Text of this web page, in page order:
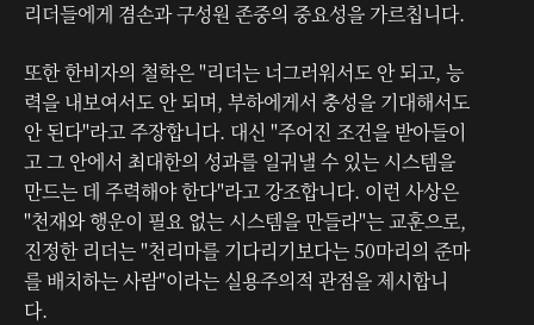
리더들에게 겸손과 구성원 존중의 중요성을 가르칩니다.
또한 한비자의 철학은 "리더는 너그러워서도 안 되고, 능
력을 내보여서도 안 되며, 부하에게서 충성을 기대해서도
안 된다"라고 주장합니다. 대신 "주어진 조건을 받아들이
고 그 안에서 최대한의 성과를 일궈낼 수 있는 시스템을
만드는 데 주력해야 한다"라고 강조합니다. 이런 사상은
"천재와 행운이 필요 없는 시스템을 만들라"는 교훈으로,
진정한 리더는 "천리마를 기다리기보다는 50마리의 준마
를 배치하는 사람"이라는 실용주의적 관점을 제시합니
다.